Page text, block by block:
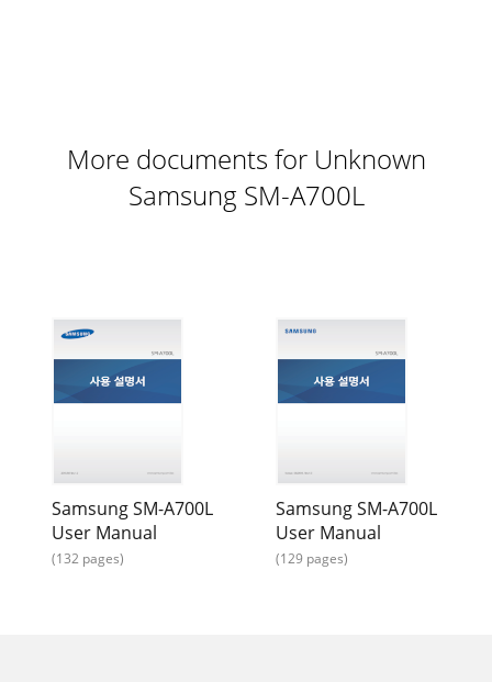
Page 9
환경 설정106NFC 및 공유다양한 공유 기능과 관련된 설정을 변
경할 수 있습니다.설정 화면에서 NFC 및 공유를 선택하세
Page 10 - Nano-SIM 카드 사용 방법
환경 설정107MirrorLinkMirrorLink 기능을 이용해 운전 중에
내 디바이스 화면을 자동차 화면에서 확인할 수 있도록 설정할
수 있습니다.네트워크 더보기네트워크 연결과 관련된 다양한
설정을 변경할 수 있습니다.설정 화면에서 네트워크 더보기를
Page 11 - 분실에 따른 피해는 삼성전자가 책임지
지 않습니다
환경 설정108디바이스소리 및 알림소리와 관련된 다양한 설정
요.•소리: 설정 바를 좌우로 드래그하여 벨소리, 미디어, 알림
More documents for Unknown
Samsung SM-A700L
Samsung SM-A700L
User Manual
(132 pages)
Samsung SM-A700L
User Manual
(129 pages)